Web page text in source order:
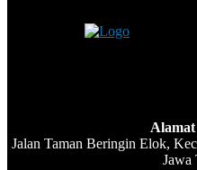
Jalan Taman Beringin Elok,
Jawa